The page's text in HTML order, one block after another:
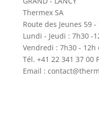
Thermex SA
Route des Jeunes 59
Lundi - Jeudi : 7h30 -
Vendredi : 7h30 - 12h
Tél. +41 22 341 37 00
Email :